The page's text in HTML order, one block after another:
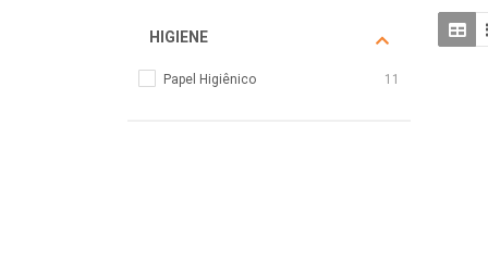
HIGIENE
Papel Higiênico 11